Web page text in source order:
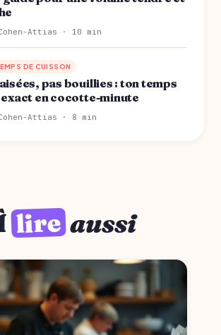
Attias · 10 min
DE CUISSON
pas bouillies : ton temps
en cocotte-minute
Attias · 8 min
lireaussi